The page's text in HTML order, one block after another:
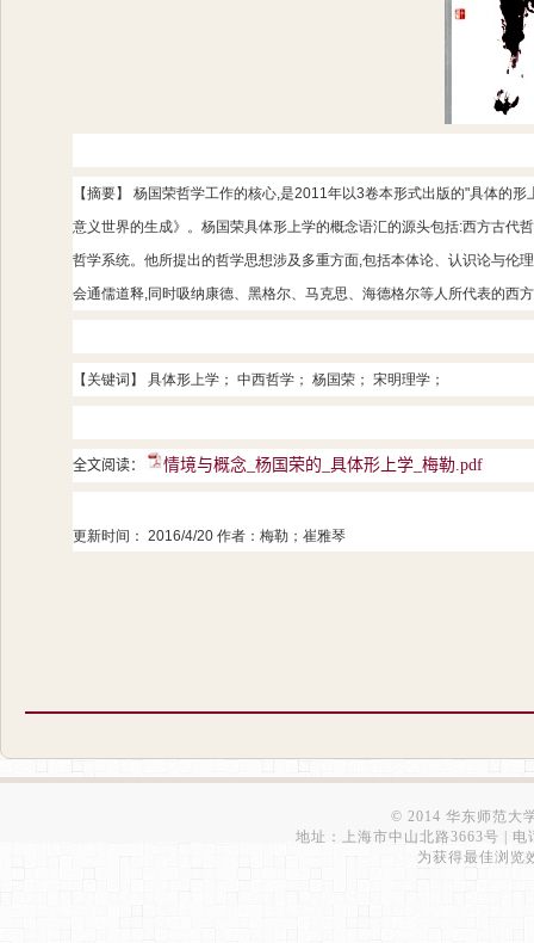
【摘要】 杨国荣哲学工作的核心,是2011年以3卷本形式出版的"具体的形
意义世界的生成》。杨国荣具体形上学的概念语汇的源头包括:西方古代
哲学系统。他所提出的哲学思想涉及多重方面,包括本体论、认识论与伦
会通儒道释,同时吸纳康德、黑格尔、马克思、海德格尔等人所代表的西
【关键词】 具体形上学； 中西哲学； 杨国荣； 宋明理学；
全文阅读： 情境与概念_杨国荣的_具体形上学_梅勒.pdf
更新时间： 2016/4/20 作者：梅勒；崔雅琴
© 2014 华东师范大
地址：上海市中山北路3663号 | 电
为获得最佳浏览